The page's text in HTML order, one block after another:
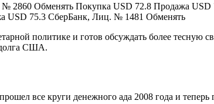
2860 Обменять Покупка USD 72.8 Продажа
75.3 СберБанк, Лиц. № 1481 Обменять
политике и готов обсуждать более тесную
долга США.
все круги денежного ада 2008 года и